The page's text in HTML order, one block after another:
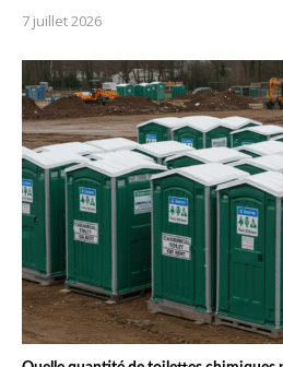
7 juillet 2026